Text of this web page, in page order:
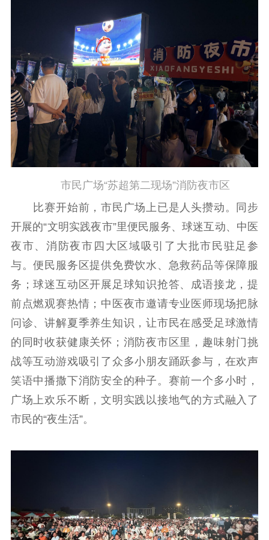
电影创作
机关党建
党建要闻 学习在线
文化人才
紫金人才 职称评审
数据资源
新时代公民素养
提升资源库
新闻出版
政务服务
作品著作权
登记服务
科研创新
服务管理平台
智库服务
管理平台
文艺创作
服务管理
文化产业
统计分析
数字出版
审读服务
新闻发布工作备
案管理系统
电影
服务
理论宣讲
共建共享平台
政工继续教育学
习平台
责任编辑注册
业务申报系统
市民广场“苏超第二现场”消防夜市区
比赛开始前，市民广场上已是人头攒动。同步
开展的“文明实践夜市”里便民服务、球迷互动、中医
夜市、消防夜市四大区域吸引了大批市民驻足参
与。便民服务区提供免费饮水、急救药品等保障服
务；球迷互动区开展足球知识抢答、成语接龙，提
前点燃观赛热情；中医夜市邀请专业医师现场把脉
问诊、讲解夏季养生知识，让市民在感受足球激情
的同时收获健康关怀；消防夜市区里，趣味射门挑
战等互动游戏吸引了众多小朋友踊跃参与，在欢声
笑语中播撒下消防安全的种子。赛前一个多小时，
广场上欢乐不断，文明实践以接地气的方式融入了
市民的“夜生活”。